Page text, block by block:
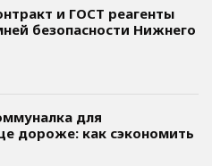
и ГОСТ реагенты
безопасности Нижнего
для
дороже: как сэкономить